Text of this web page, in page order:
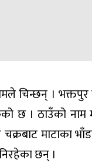
। भक्तपुर
छ । ठाउँको नाम
माटाका
छन् ।